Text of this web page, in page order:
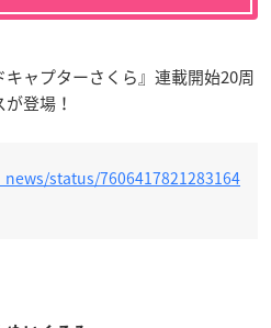
ャプターさくら』連載開始20周
登場！
status/7606417821283164